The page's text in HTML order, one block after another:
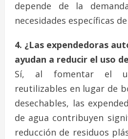
depende de la
necesidades específicas
4. ¿Las expendedoras
ayudan a reducir el uso
Sí, al fomentar el
reutilizables en lugar de
desechables, las
de agua contribuyen
reducción de residuos